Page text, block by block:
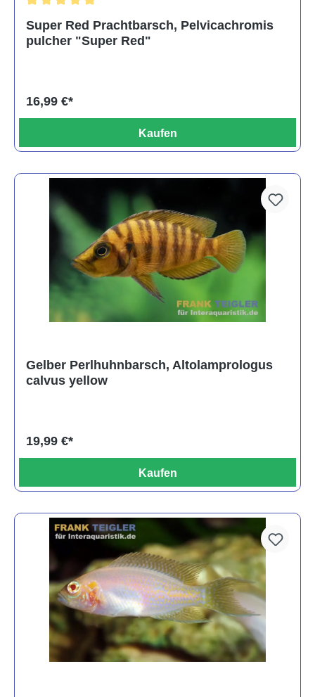
Super Red Prachtbarsch, Pelvicachromis
pulcher "Super Red"
16,99 €*
Kaufen
Gelber Perlhuhnbarsch, Altolamprologus
calvus yellow
19,99 €*
Kaufen